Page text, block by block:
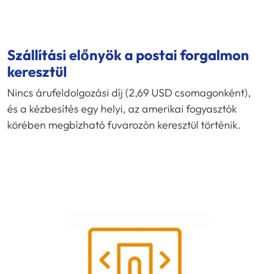
Szállítási előnyök a postai forgalmon
keresztül
Nincs árufeldolgozási díj (2,69 USD csomagonként),
és a kézbesítés egy helyi, az amerikai fogyasztók
körében megbízható fuvarozón keresztül történik.